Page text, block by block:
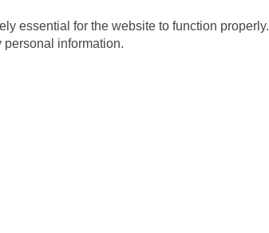
essential for the website to function
information.